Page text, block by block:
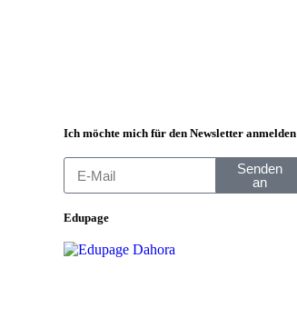
Ich möchte mich für den Newsletter anmelden
Senden
an
Edupage